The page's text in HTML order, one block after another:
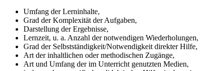
Umfang der Lerninhalte,
Grad der Komplexität der Aufgaben,
Darstellung der Ergebnisse,
Lernzeit, u. a. Anzahl der notwendigen Wiederholungen,
Grad der Selbstständigkeit/Notwendigkeit direkter Hilfe,
Art der inhaltlichen oder methodischen Zugänge,
Art und Umfang der im Unterricht genutzten Medien,